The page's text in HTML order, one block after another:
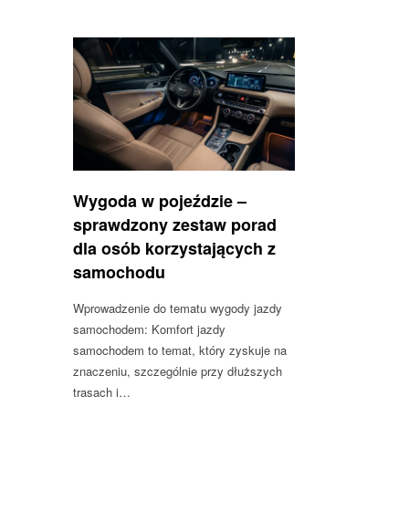
Wygoda w pojeździe –
sprawdzony zestaw porad
dla osób korzystających z
samochodu
Wprowadzenie do tematu wygody jazdy
samochodem: Komfort jazdy
samochodem to temat, który zyskuje na
znaczeniu, szczególnie przy dłuższych
trasach i…